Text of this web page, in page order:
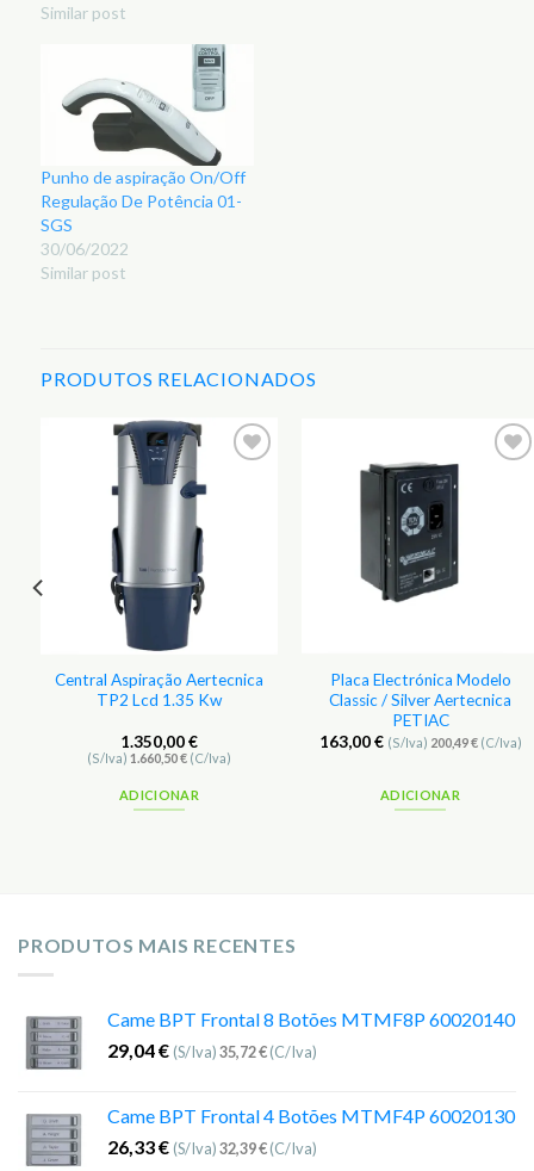
Similar post
Punho de aspiração On/Off
Regulação De Potência 01-
SGS
30/06/2022
Similar post
PRODUTOS RELACIONADOS
Central Aspiração Aertecnica
TP2 Lcd 1.35 Kw
1.350,00€
(S/Iva) 1.660,50€ (C/Iva)
ADICIONAR
Placa Electrónica Modelo
Classic / Silver Aertecnica
PETIAC
163,00€ (S/Iva) 200,49€(C/Iva)
ADICIONAR
PRODUTOS MAIS RECENTES
Came BPT Frontal 8 Botões MTMF8P 60020140
29,04€ (S/Iva)35,72€(C/Iva)
Came BPT Frontal 4 Botões MTMF4P 60020130
26,33€ (S/Iva)32,39€(C/Iva)